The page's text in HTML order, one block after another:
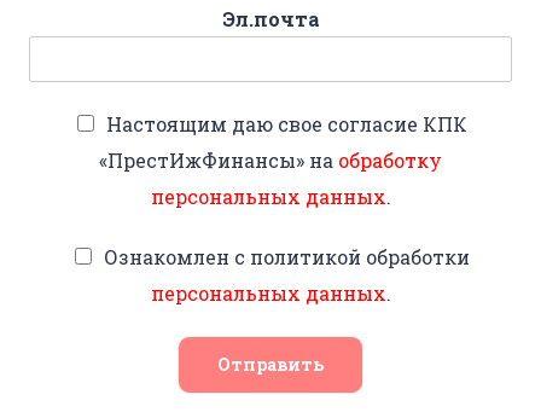
Эл.почта
Настоящим даю свое согласие КПК
«ПрестИжФинансы» на обработку
персональных данных.
Ознакомлен с политикой обработки
персональных данных.
Отправить